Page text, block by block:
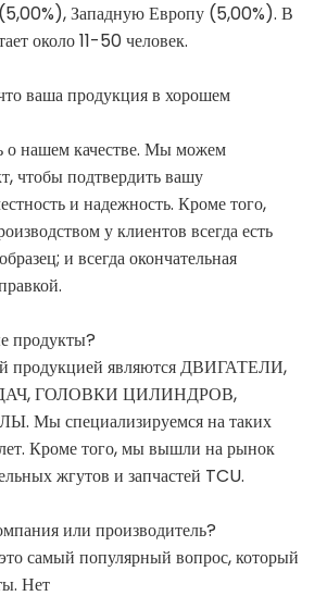
Западную Европу (5,00%). В
около 11-50 человек.
ваша продукция в хорошем
о нашем качестве. Мы можем
чтобы подтвердить вашу
и надежность. Кроме того,
у клиентов всегда есть
и всегда окончательная
продукты?
продукцией являются ДВИГАТЕЛИ,
ГОЛОВКИ ЦИЛИНДРОВ,
специализируемся на таких
лет. Кроме того, мы вышли на рынок
жгутов и запчастей TCU.
или производитель?
самый популярный вопрос, который
Нет